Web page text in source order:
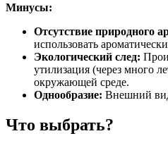
Минусы:
Отсутствие природного
использовать
Экологический след:
утилизация (через много
окружающей среде.
Однообразие: Внешний
Что выбрать?